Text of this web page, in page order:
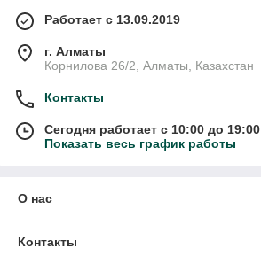
Работает с 13.09.2019
г. Алматы
Корнилова 26/2, Алматы, Казахстан
Контакты
Сегодня работает с 10:00 до 19:00
Показать весь график работы
О нас
Контакты